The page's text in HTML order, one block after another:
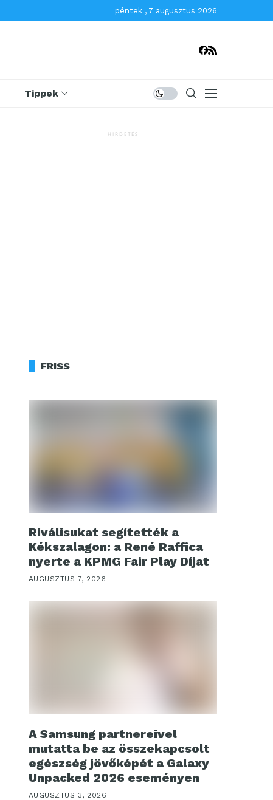
péntek , 7 augusztus 2026
Tippek
HIRDETÉS
FRISS
Riválisukat segítették a
Kékszalagon: a René Raffica
nyerte a KPMG Fair Play Díjat
AUGUSZTUS 7, 2026
A Samsung partnereivel
mutatta be az összekapcsolt
egészség jövőképét a Galaxy
Unpacked 2026 eseményen
AUGUSZTUS 3, 2026